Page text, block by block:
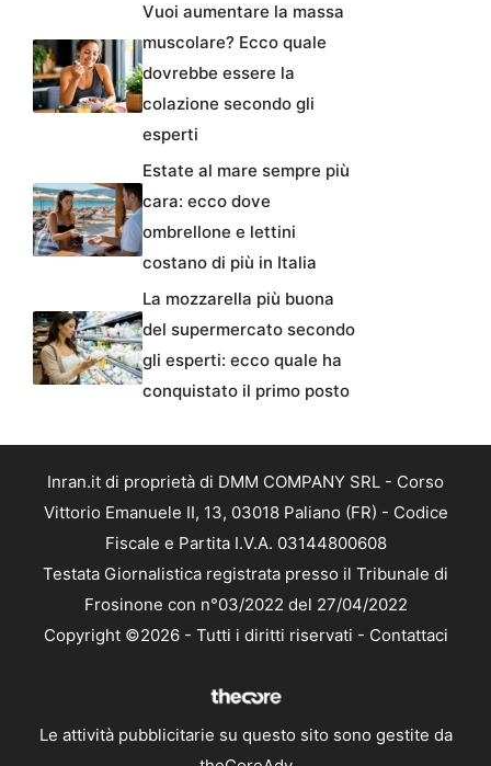
Vuoi aumentare la massa
muscolare? Ecco quale
dovrebbe essere la
colazione secondo gli
esperti
Estate al mare sempre più
cara: ecco dove
ombrellone e lettini
costano di più in Italia
La mozzarella più buona
del supermercato secondo
gli esperti: ecco quale ha
conquistato il primo posto
Inran.it di proprietà di DMM COMPANY SRL - Corso
Vittorio Emanuele II, 13, 03018 Paliano (FR) - Codice
Fiscale e Partita I.V.A. 03144800608
Testata Giornalistica registrata presso il Tribunale di
Frosinone con n°03/2022 del 27/04/2022
Copyright ©2026 - Tutti i diritti riservati - Contattaci
Le attività pubblicitarie su questo sito sono gestite da